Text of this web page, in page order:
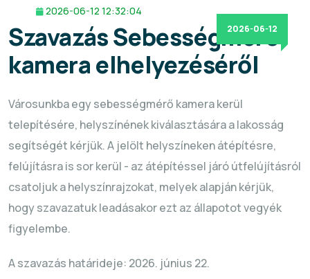
2026-06-12
2026-06-12 12:32:04
Szavazás Sebességmérő
kamera elhelyezéséről
Városunkba egy sebességmérő kamera kerül
telepítésére, helyszínének kiválasztására a lakosság
segítségét kérjük. A jelölt helyszíneken átépítésre,
felújításra is sor kerül - az átépítéssel járó útfelújításról
csatoljuk a helyszínrajzokat, melyek alapján kérjük,
hogy szavazatuk leadásakor ezt az állapotot vegyék
figyelembe.
A szavazás határideje: 2026. június 22.